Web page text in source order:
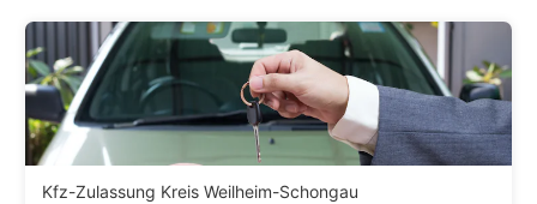
Kfz-Zulassung Kreis Weilheim-Schongau